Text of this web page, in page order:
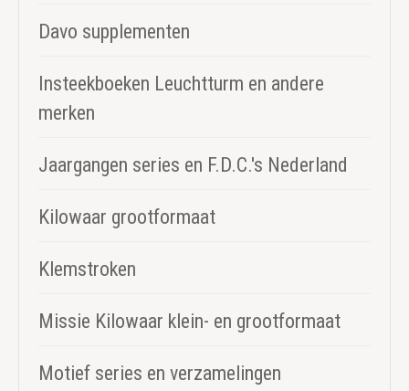
Davo supplementen
Insteekboeken Leuchtturm en andere
merken
Jaargangen series en F.D.C.'s Nederland
Kilowaar grootformaat
Klemstroken
Missie Kilowaar klein- en grootformaat
Motief series en verzamelingen